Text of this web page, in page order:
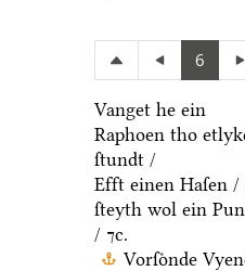
6
Vanget he ein
Raphoen tho
ſtundt /
Efft einen Haſen /
ſteyth wol ein
/ ⁊c.
Vorſoͤnde